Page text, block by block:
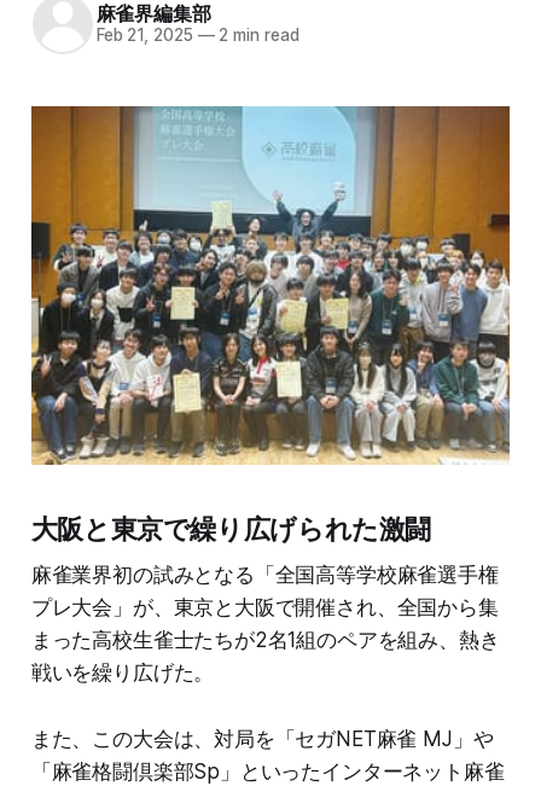
麻雀界編集部
Feb 21, 2025 —2 min read
大阪と東京で繰り広げられた激闘
麻雀業界初の試みとなる「全国高等学校麻雀選手権
プレ大会」が、東京と大阪で開催され、全国から集
まった高校生雀士たちが2名1組のペアを組み、熱き
戦いを繰り広げた。
また、この大会は、対局を「セガNET麻雀 MJ」や
「麻雀格闘倶楽部Sp」といったインターネット麻雀